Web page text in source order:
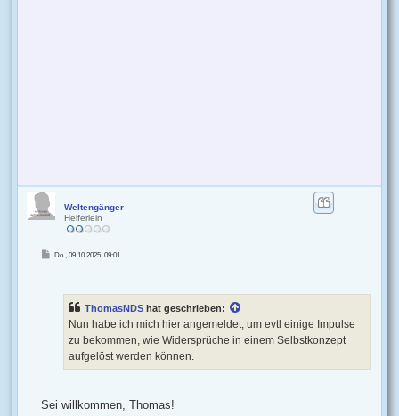
Weltengänger
Helferlein
eDo., 09.10.2025, 09:01
ThomasNDS hat geschrieben:
Nun habe ich mich hier angemeldet, um evtl einige Impulse
zu bekommen, wie Widersprüche in einem Selbstkonzept
aufgelöst werden können.
Sei willkommen, Thomas!